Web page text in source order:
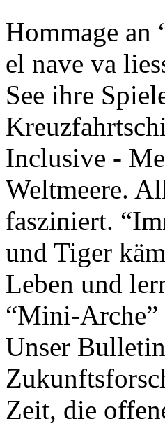
Hommage an
el nave va
See ihre
Inclusive -
Weltmeere.
fasziniert.
und Tiger
Leben und
“Mini-Arche”
Unser
Zeit, die